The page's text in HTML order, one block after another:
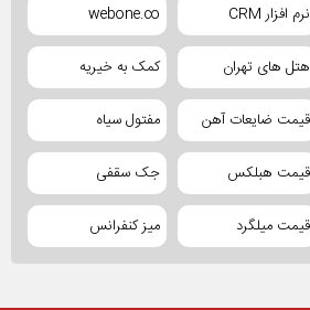
نرم افزار CRM webone.co
هتل های تهران کمک به خیریه
قیمت ضایعات آهن مفتول سیاه
قیمت هبلکس جک سقفی
قیمت میلگرد میز کنفرانس